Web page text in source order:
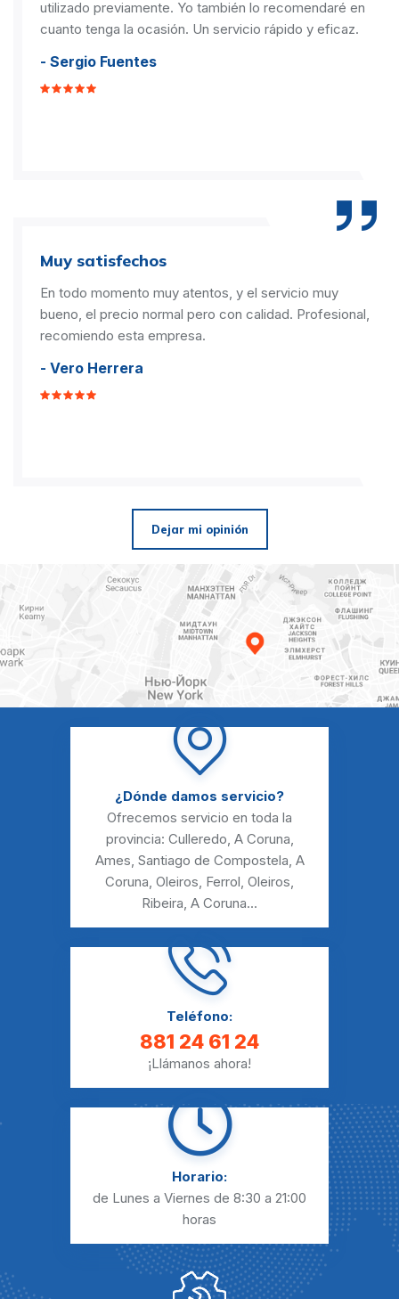
utilizado previamente. Yo también lo recomendaré en
cuanto tenga la ocasión. Un servicio rápido y eficaz.
- Sergio Fuentes
Muy satisfechos
En todo momento muy atentos, y el servicio muy
bueno, el precio normal pero con calidad. Profesional,
recomiendo esta empresa.
- Vero Herrera
Dejar mi opinión
¿Dónde damos servicio?
Ofrecemos servicio en toda la
provincia: Culleredo, A Coruna,
Ames, Santiago de Compostela, A
Coruna, Oleiros, Ferrol, Oleiros,
Ribeira, A Coruna...
Teléfono:
881 24 61 24
¡Llámanos ahora!
Horario:
de Lunes a Viernes de 8:30 a 21:00
horas